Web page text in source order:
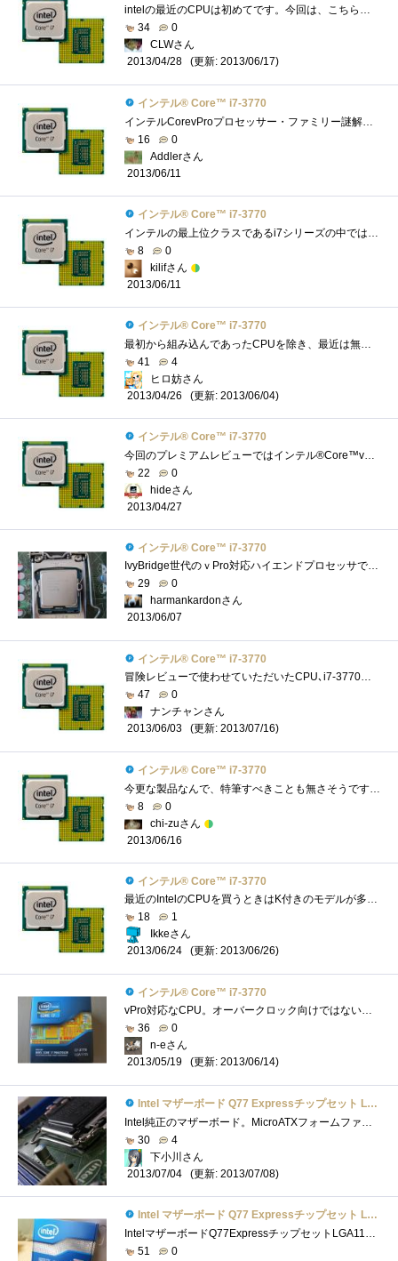
intelの最近のCPUは初めてです。今回は、こちらのレビュー完成は必須条件では有りませんが、取りあえず組み上げたのでその動作検証の意味も含め...
34
0
CLWさん
2013/04/28
(更新: 2013/06/17)
インテル® Core™ i7-3770
インテルCorevProプロセッサー・ファミリー謎解きレビューのレビュー用CPUです。意外と大きい箱で到着 我が家の検疫隊長のチェックをうけていま�...
16
0
Addlerさん
2013/06/11
インテル® Core™ i7-3770
インテルの最上位クラスであるi7シリーズの中ではもっともスタンダードなCPUでしょうか。Zigsowをやっている人にはKつきの倍率フリー版がメジャ�...
8
0
kilifさん
2013/06/11
インテル® Core™ i7-3770
最初から組み込んであったCPUを除き、最近は無印購入したり、レビューさせて頂きませんでしたので、初の、無印CPUになります。とゆうことで、�...
41
4
ヒロ妨さん
2013/04/26
(更新: 2013/06/04)
インテル® Core™ i7-3770
今回のプレミアムレビューではインテル®Core™vPro™のレビューと言うことで、まず自分では買わないであろう無印を手に入れました軽く見ていき�...
22
0
hideさん
2013/04/27
インテル® Core™ i7-3770
IvyBridge世代のｖPro対応ハイエンドプロセッサです．４コア/８スレッドで，iGPUとしてHD4000を内蔵しています．IvyBridge世代のハイエンドプロセッサは...
29
0
harmankardonさん
2013/06/07
インテル® Core™ i7-3770
冒険レビューで使わせていただいたCPU､i7-3770です｡これのK付きを持ってるので､レビューをするまでただの無印と思ってました｡スペック自体は...
47
0
ナンチャンさん
2013/06/03
(更新: 2013/07/16)
インテル® Core™ i7-3770
今更な製品なんで、特筆すべきことも無さそうですが。とりあえず、久しぶりにリテールクーラーで使ってみましたが、相変わらずというか、酷�...
8
0
chi-zuさん
2013/06/16
インテル® Core™ i7-3770
最近のIntelのCPUを買うときはK付きのモデルが多いのですが、こちらはKなしモデル。実際、K付きモデルを買ってもオーバークロックとかはあまりや...
18
1
Ikkeさん
2013/06/24
(更新: 2013/06/26)
インテル® Core™ i7-3770
vPro対応なCPU。オーバークロック向けではないようですが、高性能なので快適です。vProPCの構成OS:CPU:IntelCorei7-3770マザーボード:メモリー:16GBSSD:電源:...
36
0
n-eさん
2013/05/19
(更新: 2013/06/14)
Intel マザーボード Q77 Expressチップセット LGA1155 BOXDQ77MK 【Micro-ATX】
Intel純正のマザーボード。MicroATXフォームファクタを採用した一見普通のマザーボードだが、単品販売のマザーとしては珍しいQ77チップセットを搭�...
30
4
下小川さん
2013/07/04
(更新: 2013/07/08)
Intel マザーボード Q77 Expressチップセット LGA1155 BOXDQ77MK 【Micro-ATX】
IntelマザーボードQ77ExpressチップセットLGA1155BOXDQ77MK 「『インテル(R)Core(TM)vPro(TM)プロセッサー・ファミリー』の謎を解き明かせ！」 レビュー用に�...
51
0